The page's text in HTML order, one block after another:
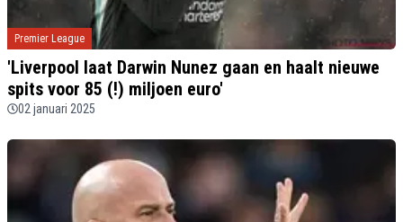
Premier League
'Liverpool laat Darwin Nunez gaan en haalt nieuwe
spits voor 85 (!) miljoen euro'
02 januari 2025